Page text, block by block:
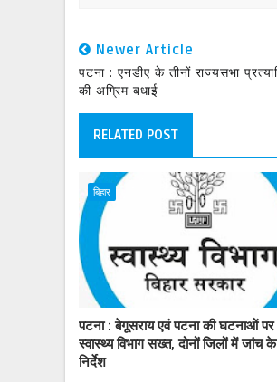
Newer Article
पटना : एनडीए के तीनों राज्यसभा
की अग्रिम बधाई
RELATED POST
बिहार
पटना : बेगूसराय एवं पटना की घटनाओं पर
स्वास्थ्य विभाग सख्त, दोनों जिलों में जांच के
निर्देश